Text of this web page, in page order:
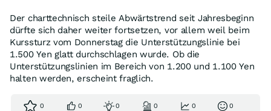
Der charttechnisch steile Abwärtstrend seit Jahresbeginn
dürfte sich daher weiter fortsetzen, vor allem weil beim
Kurssturz vom Donnerstag die Unterstützungslinie bei
1.500 Yen glatt durchschlagen wurde. Ob die
Unterstützungslinien im Bereich von 1.200 und 1.100 Yen
halten werden, erscheint fraglich.
0 0 0 0 0 0